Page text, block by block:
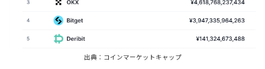
出典：コインマーケットキャップ